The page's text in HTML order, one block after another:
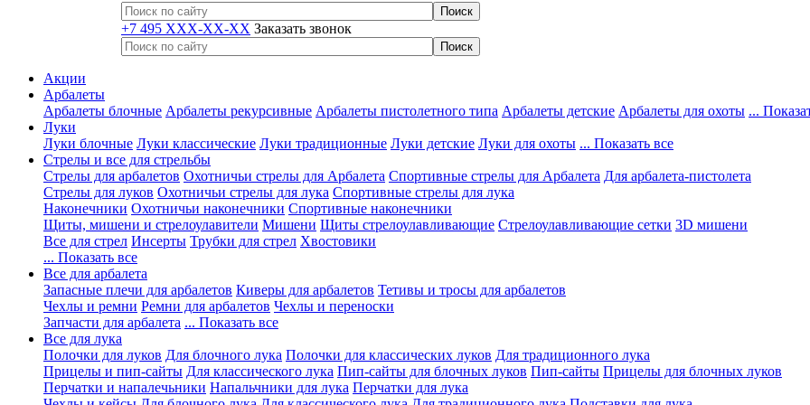
+7 495 XXX-XX-XX Заказать звонок
Акции
Арбалеты
Арбалеты блочные Арбалеты рекурсивные Арбалеты пистолетного типа Арбалеты детские Арбалеты для охоты ...
Луки
Луки блочные Луки классические Луки традиционные Луки детские Луки для охоты ... Показать все
Стрелы и все для стрельбы
Стрелы для арбалетов Охотничьи стрелы для Арбалета Спортивные стрелы для Арбалета Для арбалета-пистолета
Стрелы для луков Охотничьи стрелы для лука Спортивные стрелы для лука
Наконечники Охотничьи наконечники Спортивные наконечники
Щиты, мишени и стрелоулавители Мишени Щиты стрелоулавливающие Стрелоулавливающие сетки 3D мишени
Все для стрел Инсерты Трубки для стрел Хвостовики
... Показать все
Все для арбалета
Запасные плечи для арбалетов Киверы для арбалетов Тетивы и тросы для арбалетов
Чехлы и ремни Ремни для арбалетов Чехлы и переноски
Запчасти для арбалета ... Показать все
Все для лука
Полочки для луков Для блочного лука Полочки для классических луков Для традиционного лука
Прицелы и пип-сайты Для классического лука Пип-сайты для блочных луков Пип-сайты Прицелы для блочных луков
Перчатки и напалечьники Напальчники для лука Перчатки для лука